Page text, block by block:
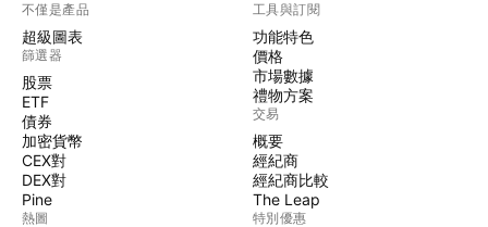
不僅是產品
超級圖表
篩選器
股票
ETF
債券
加密貨幣
CEX對
DEX對
Pine
熱圖
工具與訂閱
功能特色
價格
市場數據
禮物方案
交易
概要
經紀商
經紀商比較
The Leap
特別優惠